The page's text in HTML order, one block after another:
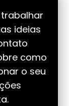
ideias
como
o seu